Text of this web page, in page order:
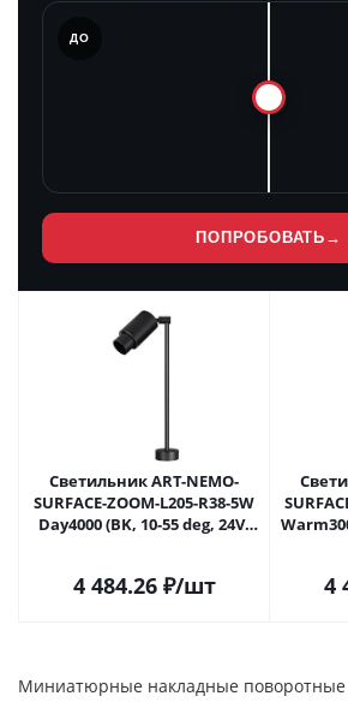
ДО
ПОПРОБОВАТЬ →
Светильник ART-NEMO-
SURFACE-ZOOM-L205-R38-5W
Day4000 (BK, 10-55 deg, 24V)
4 484.26₽/шт 4
Миниатюрные накладные поворотные